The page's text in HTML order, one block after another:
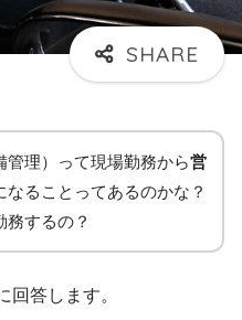
管理）って現場勤務から営
なることってあるのかな？
務するの？
回答します。